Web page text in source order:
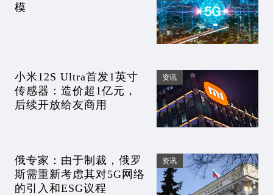
模
小米12S Ultra首发1英寸
传感器：造价超1亿元，
后续开放给友商用
资讯
俄专家：由于制裁，俄罗
斯需重新考虑其对5G网络
的引入和ESG议程
资讯